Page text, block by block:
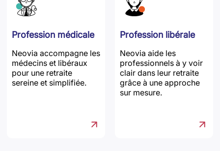
Profession médicale
Neovia accompagne les
médecins et libéraux
pour une retraite
sereine et simplifiée.
Profession libérale
Neovia aide les
professionnels à y voir
clair dans leur retraite
grâce à une approche
sur mesure.